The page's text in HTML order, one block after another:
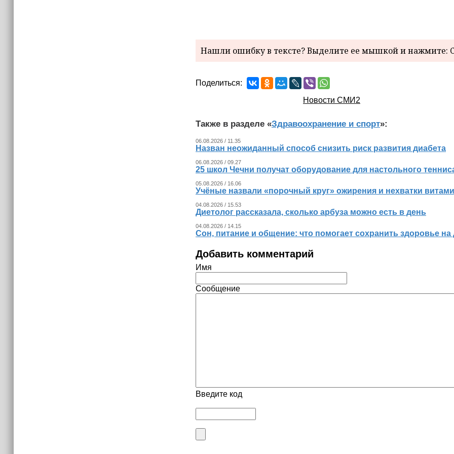
Нашли ошибку в тексте? Выделите ее мышкой и нажмите:
Поделиться:
Новости СМИ2
Также в разделе «Здравоохранение и спорт»:
06.08.2026 / 11.35
Назван неожиданный способ снизить риск развития диабета
06.08.2026 / 09.27
25 школ Чечни получат оборудование для настольного
05.08.2026 / 16.06
Учёные назвали «порочный круг» ожирения и нехватки
04.08.2026 / 15.53
Диетолог рассказала, сколько арбуза можно есть в день
04.08.2026 / 14.15
Сон, питание и общение: что помогает сохранить здоровье на
Добавить комментарий
Имя
Сообщение
Введите код